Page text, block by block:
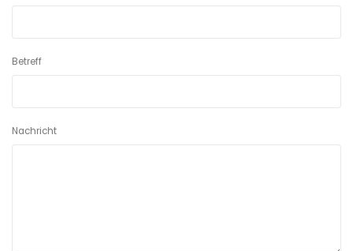
Betreff
Nachricht